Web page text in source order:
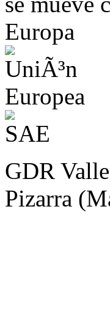
GDR
Pizarra